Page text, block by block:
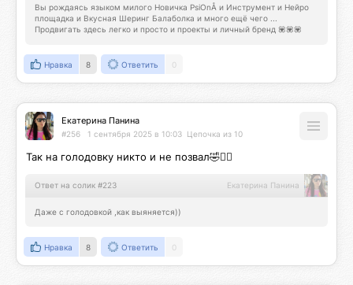
Вы рождаясь языком милого Новичка PsiOnÅ и Инструмент и Нейро
площадка и Вкусная Шеринг Балаболка и много ещё чего ...
Продвигать здесь легко и просто и проекты и личный бренд 💟💟💟
Нравка 8 Ответить 0
Екатерина Панина
#256 1 сентября 2025 в 10:03 Цепочка из 10
Так на голодовку никто и не позвал🤣🤦‍♀️
Ответ на солик #223 Екатерина Панина
Даже с голодовкой ,как выяняется))
Нравка 8 Ответить 0